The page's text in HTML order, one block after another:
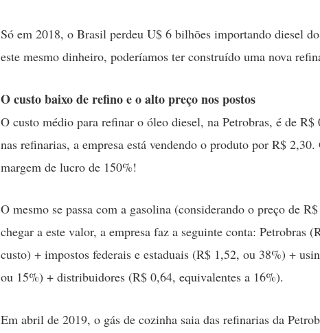
Só em 2018, o Brasil perdeu U$ 6 bilhões importando diesel
este mesmo dinheiro, poderíamos ter construído uma nova
O custo baixo de refino e o alto preço nos postos
O custo médio para refinar o óleo diesel, na Petrobras, é de
nas refinarias, a empresa está vendendo o produto por R$
margem de lucro de 150%!
O mesmo se passa com a gasolina (considerando o preço de
chegar a este valor, a empresa faz a seguinte conta: Petrobras
custo) + impostos federais e estaduais (R$ 1,52, ou 38%) +
ou 15%) + distribuidores (R$ 0,64, equivalentes a 16%).
Em abril de 2019, o gás de cozinha saia das refinarias da